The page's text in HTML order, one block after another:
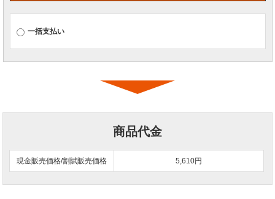
一括支払い
商品代金
現金販売価格/割賦販売価格 5,610円